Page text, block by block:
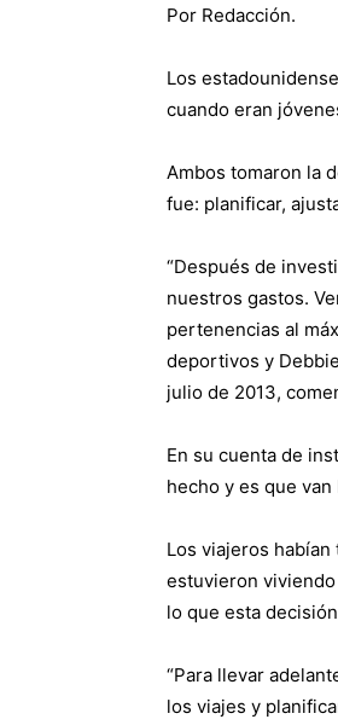
Por Redacción.
Los
cuando eran
Ambos tomaron la
fue: planificar,
“Después de
nuestros gastos.
pertenencias al
deportivos y
julio de 2013,
En su cuenta de
hecho y es que
Los viajeros
estuvieron
lo que esta
“Para llevar
los viajes y